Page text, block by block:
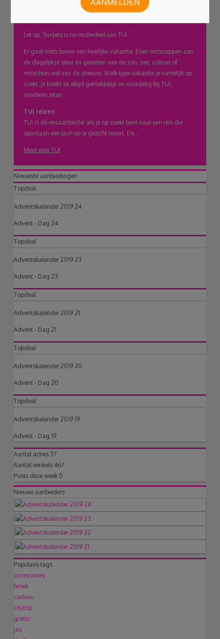
klembord
Let op: Sunjets is nu onderdeel van TUI
Er gaat niets boven een heerlijke vakantie. Even ontsnappen aan
de dagelijkse sleur en genieten van de zon, zee, cultuur of
misschien wel van de sneeuw. Welk type vakantie je namelijk op
zoekt, je boekt ze altijd gemakkelijk en voordelig bij TUI,
voorheen Jetair.
TUI reizen
TUI is dé reisaanbieder als je op zoekt bent naar een reis die
spontaan een lach op je gezicht tovert. De...
Meer over TUI
Nieuwste aanbiedingen
Topdeal
Adventskalender 2019 24
Advent - Dag 24
Topdeal
Adventskalender 2019 23
Advent - Dag 23
Topdeal
Adventskalender 2019 21
Advent - Dag 21
Topdeal
Adventskalender 2019 20
Advent - Dag 20
Topdeal
Adventskalender 2019 19
Advent - Dag 19
Aantal acties 37
Aantal winkels 467
Posts deze week 0
Nieuwe aanbieders
Populaire tags
accessoires
broek
cadeau
citytrip
gratis
jas